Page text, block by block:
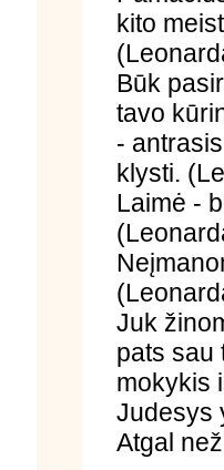
kito
Būk
tavo
-
klysti.
Laimė -
Juk
pats sau
mokykis
Judesys
Atgal